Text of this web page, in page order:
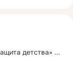
детства» ...